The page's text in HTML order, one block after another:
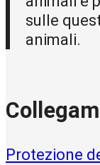
sulle
animali.
Protezione